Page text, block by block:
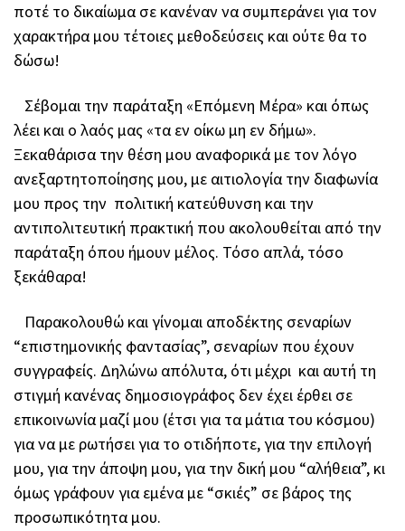
ποτέ το δικαίωμα σε κανέναν να συμπεράνει για τον
χαρακτήρα μου τέτοιες μεθοδεύσεις και ούτε θα το
δώσω!
Σέβομαι την παράταξη «Επόμενη Μέρα» και όπως
λέει και ο λαός μας «τα εν οίκω μη εν δήμω».
Ξεκαθάρισα την θέση μου αναφορικά με τον λόγο
ανεξαρτητοποίησης μου, με αιτιολογία την διαφωνία
μου προς την πολιτική κατεύθυνση και την
αντιπολιτευτική πρακτική που ακολουθείται από την
παράταξη όπου ήμουν μέλος. Τόσο απλά, τόσο
ξεκάθαρα!
Παρακολουθώ και γίνομαι αποδέκτης σεναρίων
“επιστημονικής φαντασίας”, σεναρίων που έχουν
συγγραφείς. Δηλώνω απόλυτα, ότι μέχρι και αυτή τη
στιγμή κανένας δημοσιογράφος δεν έχει έρθει σε
επικοινωνία μαζί μου (έτσι για τα μάτια του κόσμου)
για να με ρωτήσει για το οτιδήποτε, για την επιλογή
μου, για την άποψη μου, για την δική μου “αλήθεια”, κι
όμως γράφουν για εμένα με “σκιές” σε βάρος της
προσωπικότητα μου.